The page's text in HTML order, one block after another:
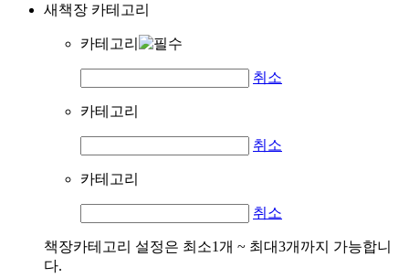
새책장 카테고리
카테고리
취소
카테고리
취소
카테고리
취소
책장카테고리 설정은 최소1개 ~ 최대3개까지 가능합니
다.